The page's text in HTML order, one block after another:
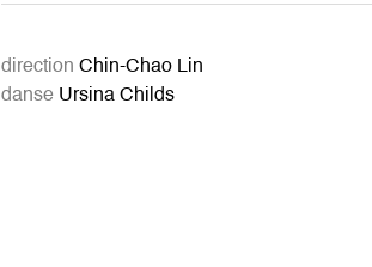
direction Chin-Chao Lin
danseUrsina Childs